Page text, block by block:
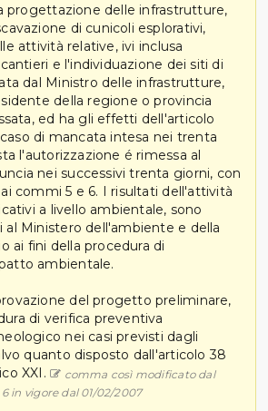
progettazione delle infrastrutture,
di cunicoli esplorativi,
attività relative, ivi inclusa
e l'individuazione dei siti di
dal Ministro delle infrastrutture,
della regione o provincia
ed ha gli effetti dell'articolo
di mancata intesa nei trenta
l'autorizzazione é rimessa al
nei successivi trenta giorni, con
commi 5 e 6. I risultati dell'attività
a livello ambientale, sono
al Ministero dell'ambiente e della
ai fini della procedura di
ambientale.
del progetto preliminare,
di verifica preventiva
nei casi previsti dagli
quanto disposto dall'articolo 38
XXI.
comma così modificato dal
in vigore dal 01/02/2007